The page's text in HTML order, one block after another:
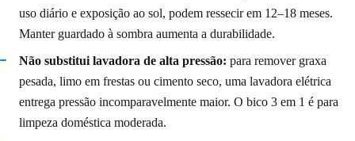
uso diário e exposição ao sol, podem ressecir em 12–18 meses.
Manter guardado à sombra aumenta a durabilidade.
Não substitui lavadora de alta pressão: para remover graxa
pesada, limo em frestas ou cimento seco, uma lavadora elétrica
entrega pressão incomparavelmente maior. O bico 3 em 1 é para
limpeza doméstica moderada.